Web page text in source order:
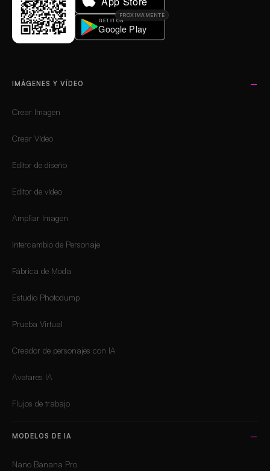
PRÓXIMAMENTE
IMÁGENES Y VÍDEO
Crear Imagen
Crear Vídeo
Editor de diseño
Editor de vídeo
Ampliar Imagen
Intercambio de Personaje
Fábrica de Moda
Estudio Photodump
Prueba Virtual
Creador de personajes con IA
Avatares IA
Flujos de trabajo
MODELOS DE IA
Nano Banana Pro